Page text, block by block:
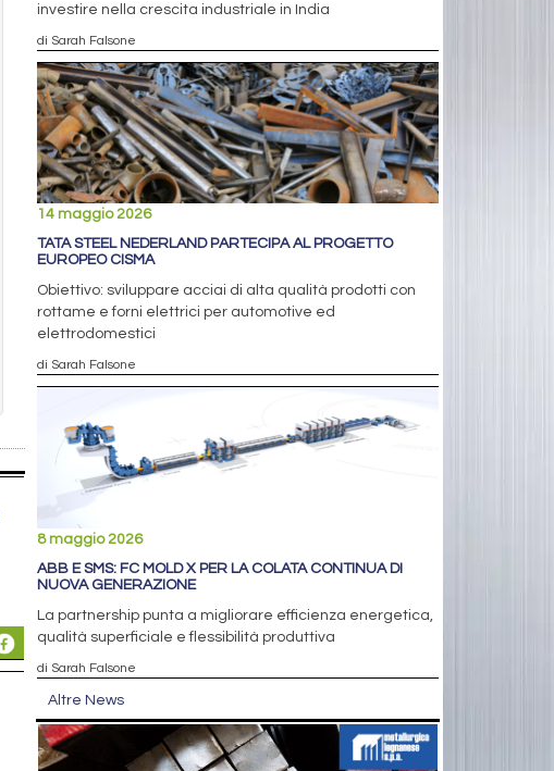
investire nella crescita industriale in India
di Sarah Falsone
14 maggio 2026
TATA STEEL NEDERLAND PARTECIPA AL PROGETTO
EUROPEO CISMA
Obiettivo: sviluppare acciai di alta qualità prodotti con
rottame e forni elettrici per automotive ed
elettrodomestici
di Sarah Falsone
8 maggio 2026
ABB E SMS: FC MOLD X PER LA COLATA CONTINUA DI
NUOVA GENERAZIONE
La partnership punta a migliorare efficienza energetica,
qualità superficiale e flessibilità produttiva
di Sarah Falsone
Altre News